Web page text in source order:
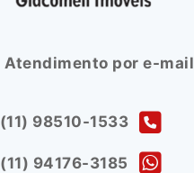
Atendimento por e-mail
(11) 98510-1533
(11) 94176-3185